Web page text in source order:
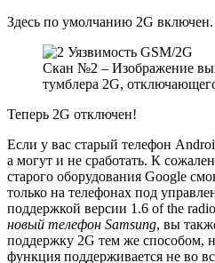
Здесь по умолчанию 2G включен.
Скан №2 – Изображение
тумблера 2G,
Теперь 2G отключен!
Если у вас старый телефон
а могут и не сработать. К
старого оборудования Google
только на телефонах под
поддержкой версии 1.6 of the
новый телефон Samsung, вы
поддержку 2G тем же способом,
функция поддерживается не во